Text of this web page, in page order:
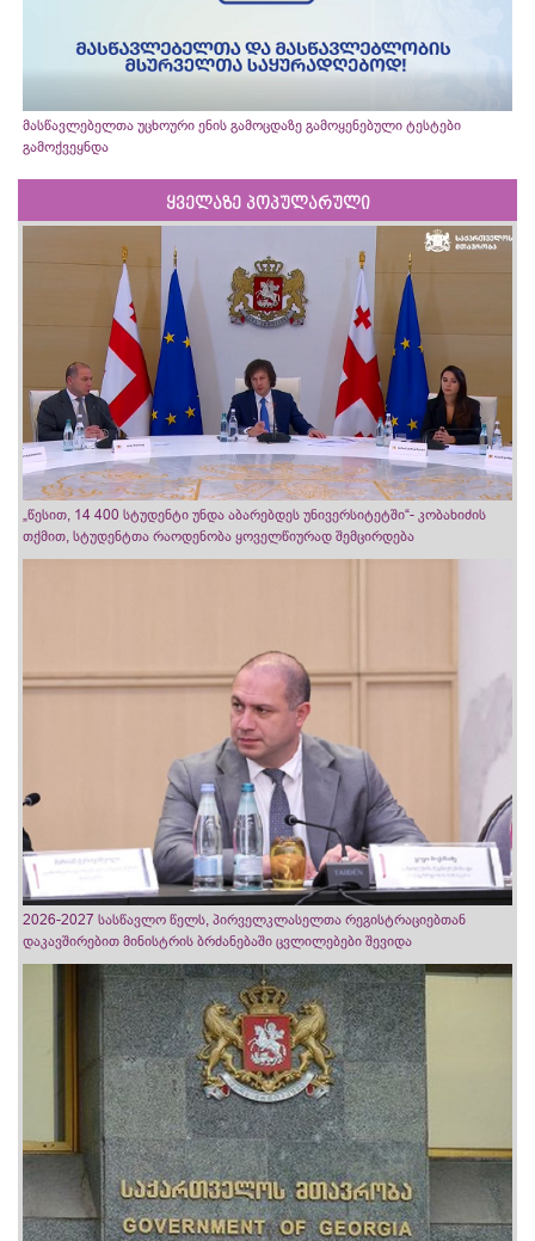
მასწავლებელთა უცხოური ენის გამოცდაზე გამოყენებული ტესტები
გამოქვეყნდა
ყველაზე პოპულარული
„წესით, 14 400 სტუდენტი უნდა აბარებდეს უნივერსიტეტში“- კობახიძის
თქმით, სტუდენტთა რაოდენობა ყოველწიურად შემცირდება
2026-2027 სასწავლო წელს, პირველკლასელთა რეგისტრაციებთან
დაკავშირებით მინისტრის ბრძანებაში ცვლილებები შევიდა